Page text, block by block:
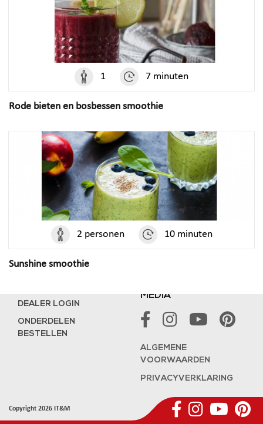
1 7 minuten
Rode bieten en bosbessen smoothie
2 personen 10 minuten
Sunshine smoothie
ESPRESSIONS
DUALIT
FOODSAVER
BREVILLE
THE SPACE NEOVIDE
AARKE
SUPERKOP
EUREKA
CEADO
CAFELAT
CAFFÈ CON AMORE
LATTE PRO
DEALER LOGIN
ONDERDELEN
BESTELLEN
MEDIA
ALGEMENE
VOORWAARDEN
PRIVACYVERKLARING
Copyright 2026 IT&M